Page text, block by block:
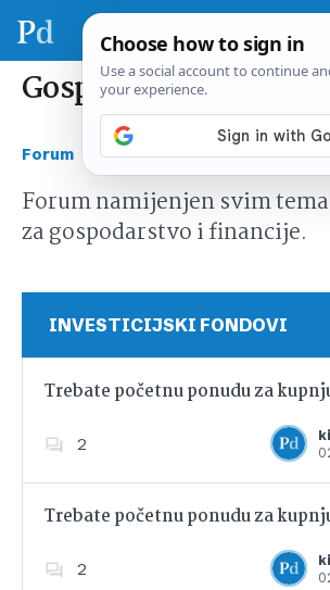
Gospodarstvo i
Forum Gospodarstvo i financije
Forum namijenjen svim
za gospodarstvo i financije.
INVESTICIJSKI FONDOVI
Trebate početnu ponudu za
2
Dodajte u
Trebate početnu ponudu za
2
Dodajte u